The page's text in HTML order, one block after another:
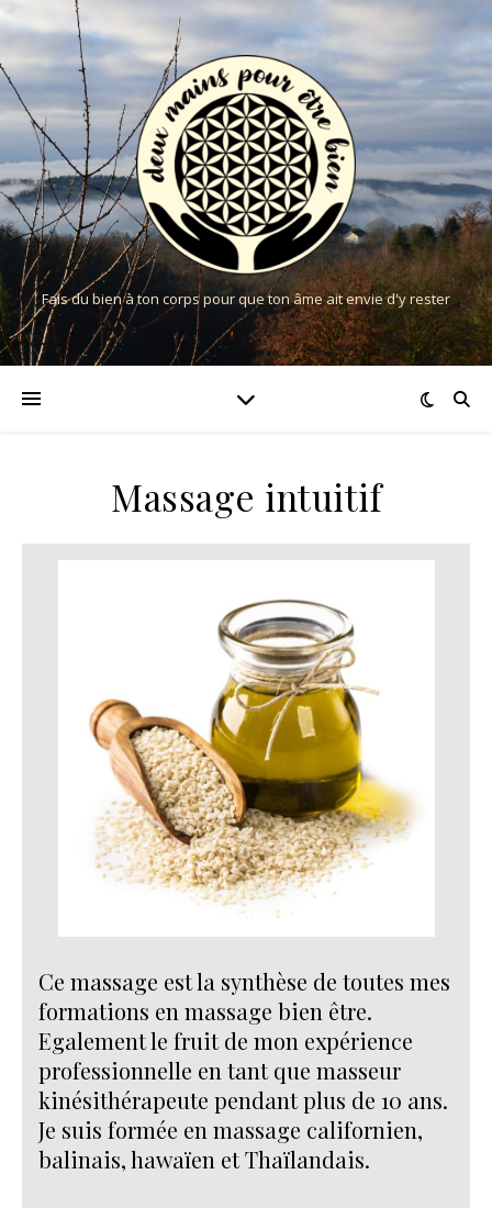
Fais du bien à ton corps pour que ton âme ait envie d'y rester
Massage intuitif
Ce massage est la synthèse de toutes mes
formations en massage bien être.
Egalement le fruit de mon expérience
professionnelle en tant que masseur
kinésithérapeute pendant plus de 10 ans.
Je suis formée en massage californien,
balinais, hawaïen et Thaïlandais.